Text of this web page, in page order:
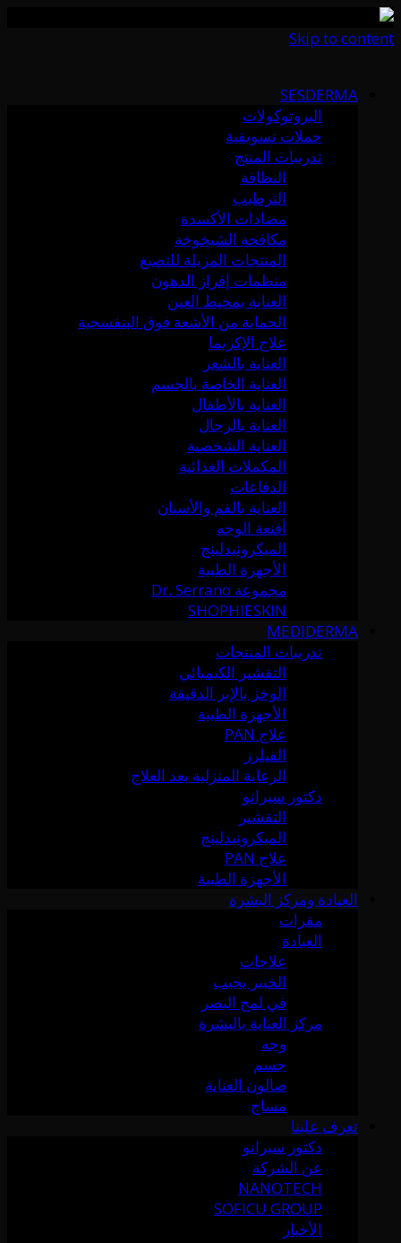
Skip to content
SESDERMA
البروتوكولات
حملات تسويقية
تدريبات المنتج
النظافة
الترطيب
مضادات الأكسدة
مكافحة الشيخوخة
المنتجات المزيلة للتصبغ
منظمات إفراز الدهون
العناية بمحيط العين
الحماية من الأشعة فوق البنفسجية
علاج الإكزيما
العناية بالشعر
العناية الخاصة بالجسم
العناية بالأطفال
العناية بالرجال
العناية الشخصية
المكملات الغذائية
الدفاعات
العناية بالفم والأسنان
أقنعة الوجه
الميكرونيدلينج
الأجهزة الطبية
مجموعة Dr. Serrano
SHOPHIESKIN
MEDIDERMA
تدريبات المنتجات
التقشير الكيميائي
الوخز بالإبر الدقيقة
الأجهزة الطبية
علاج PAN
الفيلرز
الرعاية المنزلية بعد العلاج
دكتور سيرانو
التقشير
الميكرونيدلينج
علاج PAN
الأجهزة الطبية
العيادة ومركز البشرة
مقرات
العيادة
علاجات
الخبير يجيب
في لمح البصر
مركز العناية بالبشرة
وجه
جسم
صالون العناية
مساج
تعرف علينا
دكتور سيرانو
عن الشركة
NANOTECH
SOFICU GROUP
الأخبار